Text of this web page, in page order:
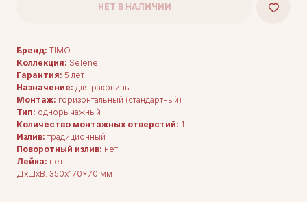
НЕТ В НАЛИЧИИ
Бренд: TIMO
Коллекция: Selene
Гарантия: 5 лет
Назначение: для раковины
Монтаж: горизонтальный (стандартный)
Тип: однорычажный
Количество монтажных отверстий: 1
Излив: традиционный
Поворотный излив: нет
Лейка: нет
ДxШxВ: 350x170x70 мм